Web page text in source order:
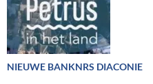
NIEUWE BANKNRS DIACONIE